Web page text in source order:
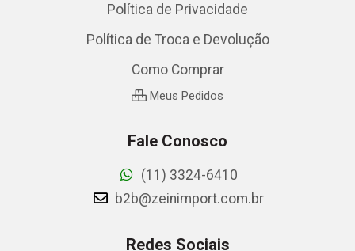
Política de Privacidade
Política de Troca e Devolução
Como Comprar
Meus Pedidos
Fale Conosco
(11) 3324-6410
b2b@zeinimport.com.br
Redes Sociais